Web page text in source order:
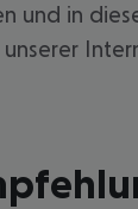
und in